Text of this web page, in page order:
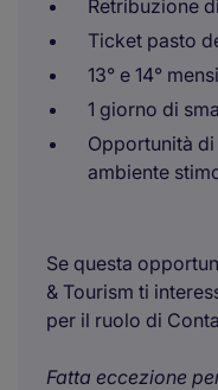
Retribuzione
Ticket pasto
13° e 14°
1 giorno di
Opportunità
ambiente
Se questa
& Tourism ti
per il ruolo di
Fatta eccezione